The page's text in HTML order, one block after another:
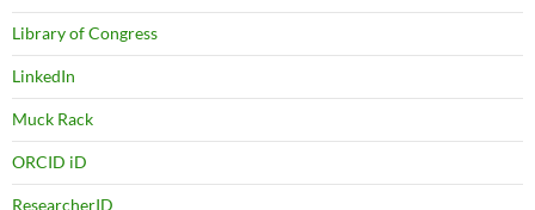
Library of Congress
LinkedIn
Muck Rack
ORCID iD
ResearcherID